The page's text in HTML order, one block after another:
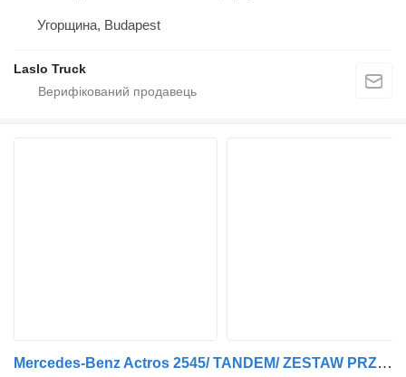
Угорщина, Budapest
Laslo Truck
Mercedes-Benz Actros 2545/ TANDEM/ ZESTAW PRZEJAZDOWY/6x2/ NOWE PLANDEKI/AUTOM + причіп штора